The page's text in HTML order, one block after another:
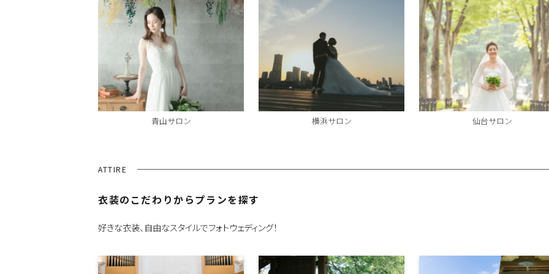
青山サロン 横浜サロン 仙台サロン
ATTIRE
衣装のこだわりからプランを探す
好きな衣装、自由なスタイルでフォトウェディング！